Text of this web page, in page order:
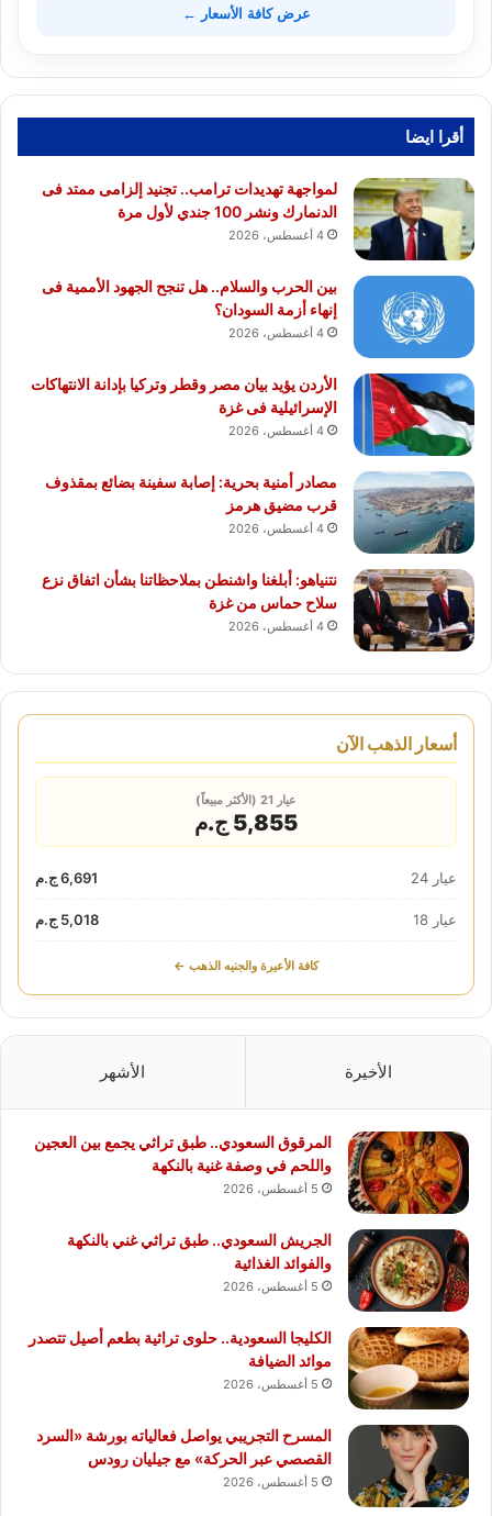
عرض كافة الأسعار ←
أقرا ايضا
لمواجهة تهديدات ترامب.. تجنيد إلزامى ممتد فى
الدنمارك ونشر 100 جندي لأول مرة
4 أغسطس، 2026
بين الحرب والسلام.. هل تنجح الجهود الأممية فى
إنهاء أزمة السودان؟
4 أغسطس، 2026
الأردن يؤيد بيان مصر وقطر وتركيا بإدانة الانتهاكات
الإسرائيلية فى غزة
4 أغسطس، 2026
مصادر أمنية بحرية: إصابة سفينة بضائع بمقذوف
قرب مضيق هرمز
4 أغسطس، 2026
نتنياهو: أبلغنا واشنطن بملاحظاتنا بشأن اتفاق نزع
سلاح حماس من غزة
4 أغسطس، 2026
أسعار الذهب الآن
عيار 21 (الأكثر مبيعاً)
5,855 ج.م
عيار 24 6,691 ج.م
عيار 18 5,018 ج.م
كافة الأعيرة والجنيه الذهب ←
الأخيرة الأشهر
المرقوق السعودي.. طبق تراثي يجمع بين العجين
واللحم في وصفة غنية بالنكهة
5 أغسطس، 2026
الجريش السعودي.. طبق تراثي غني بالنكهة
والفوائد الغذائية
5 أغسطس، 2026
الكليجا السعودية.. حلوى تراثية بطعم أصيل تتصدر
موائد الضيافة
5 أغسطس، 2026
المسرح التجريبي يواصل فعالياته بورشة «السرد
القصصي عبر الحركة» مع جيليان رودس
5 أغسطس، 2026